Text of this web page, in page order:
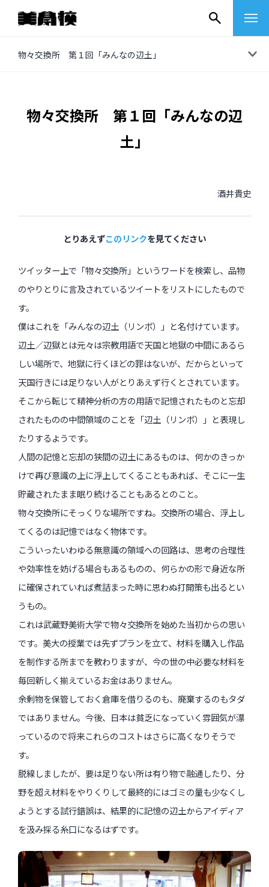
物々交換所 第１回「みんなの辺土」
インタビュー
受講生・修了生の活動
展覧会アーカイブ
座談会
講座レポート
未分類
近日開催のイベント・オープン講座・展覧会
イベント
オープン講座
過去のイベント
過去のオープン講座
過去の展覧会
配信中のオンライン講座
物々交換所 第１回「みんなの辺
土」
酒井貴史
とりあえずこのリンクを見てください
ツイッター上で「物々交換所」というワードを検索し、品物
のやりとりに言及されているツイートをリストにしたもので
す。
僕はこれを「みんなの辺土（リンボ）」と名付けています。
辺土／辺獄とは元々は宗教用語で天国と地獄の中間にあるら
しい場所で、地獄に行くほどの罪はないが、だからといって
天国行きには足りない人がとりあえず行くとされています。
そこから転じて精神分析の方の用語で記憶されたものと忘却
されたものの中間領域のことを「辺土（リンボ）」と表現し
たりするようです。
人間の記憶と忘却の狭間の辺土にあるものは、何かのきっか
けで再び意識の上に浮上してくることもあれば、そこに一生
貯蔵されたまま眠り続けることもあるとのこと。
物々交換所にそっくりな場所ですね。交換所の場合、浮上し
てくるのは記憶ではなく物体です。
こういったいわゆる無意識の領域への回路は、思考の合理性
や効率性を妨げる場合もあるものの、何らかの形で身近な所
に確保されていれば煮詰まった時に思わぬ打開策も出るとい
うもの。
これは武蔵野美術大学で物々交換所を始めた当初からの思い
です。美大の授業では先ずプランを立て、材料を購入し作品
を制作する所までを教わりますが、今の世の中必要な材料を
毎回新しく揃えているお金はありません。
余剰物を保管しておく倉庫を借りるのも、廃棄するのもタダ
ではありません。今後、日本は貧乏になっていく雰囲気が漂
っているので将来これらのコストはさらに高くなりそうで
す。
脱線しましたが、要は足りない所は有り物で融通したり、分
野を超え材料をやりくりして最終的にはゴミの量も少なくし
ようとする試行錯誤は、結果的に記憶の辺土からアイディア
を汲み採る糸口になるはずです。